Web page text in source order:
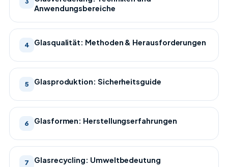
Anwendungsbereiche
4 Glasqualität: Methoden & Herausforderungen
5 Glasproduktion: Sicherheitsguide
6 Glasformen: Herstellungserfahrungen
7 Glasrecycling: Umweltbedeutung